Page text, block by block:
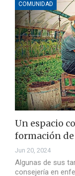
COMUNIDAD
Un espacio
formación
Jun 20, 2024
Algunas de sus
consejería en